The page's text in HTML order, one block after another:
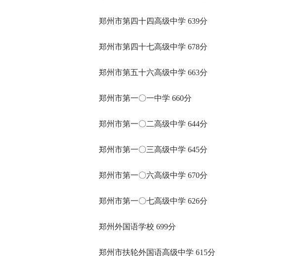
郑州市第四十四高级中学 639分
郑州市第四十七高级中学 678分
郑州市第五十六高级中学 663分
郑州市第一〇一中学 660分
郑州市第一〇二高级中学 644分
郑州市第一〇三高级中学 645分
郑州市第一〇六高级中学 670分
郑州市第一〇七高级中学 626分
郑州外国语学校 699分
郑州市扶轮外国语高级中学 615分